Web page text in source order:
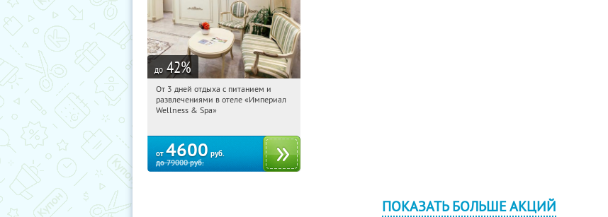
до 42%
13:48:24 Купили:
Калужская обл., г. Обнинск, Киевское
От 3 дней отдыха с питанием и
развлечениями в отеле «Империал
Wellness & Spa»
от 4600 руб.
до79000руб.
ПОКАЗАТЬ БОЛЬШЕ АКЦИЙ